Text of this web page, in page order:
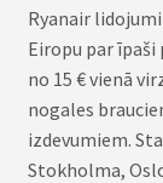
Ryanair
Eiropu par īpaši
no 15 € vienā
nogales
izdevumiem.
Stokholma,